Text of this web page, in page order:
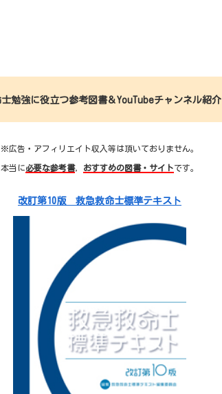
勉強に役立つ参考図書＆YouTubeチャンネル紹介
※広告・アフィリエイト収入等は頂いておりません。
本当に必要な参考書， おすすめの図書・サイトです。
改訂第10版 救急救命士標準テキスト